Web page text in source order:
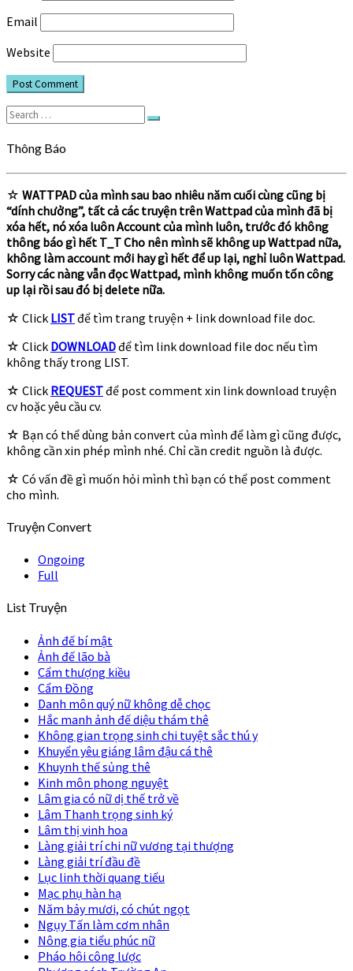
Email
Website
Search
for:
Search
Thông Báo
☆ WATTPAD của mình sau bao nhiêu năm cuối cùng cũng bị
“dính chưởng”, tất cả các truyện trên Wattpad của mình đã bị
xóa hết, nó xóa luôn Account của mình luôn, trước đó không
thông báo gì hết T_T Cho nên mình sẽ không up Wattpad nữa,
không làm account mới hay gì hết để up lại, nghỉ luôn Wattpad.
Sorry các nàng vẫn đọc Wattpad, mình không muốn tốn công
up lại rồi sau đó bị delete nữa.
☆ Click LISTđể tìm trang truyện + link download file doc.
☆ Click DOWNLOADđể tìm link download file doc nếu tìm
không thấy trong LIST.
☆ Click REQUESTđể post comment xin link download truyện
cv hoặc yêu cầu cv.
☆ Bạn có thể dùng bản convert của mình để làm gì cũng được,
không cần xin phép mình nhé. Chỉ cần credit nguồn là được.
☆ Có vấn đề gì muốn hỏi mình thì bạn có thể post comment
cho mình.
Truyện Convert
Ongoing
Full
List Truyện
Ảnh đế bí mật
Ảnh đế lão bà
Cẩm thượng kiều
Cẩm Đồng
Danh môn quý nữ không dễ chọc
Hắc manh ảnh đế diệu thám thê
Không gian trọng sinh chi tuyệt sắc thú y
Khuyển yêu giáng lâm đậu cá thê
Khuynh thế sủng thê
Kinh môn phong nguyệt
Lâm gia có nữ dị thế trở về
Lâm Thanh trọng sinh ký
Lâm thị vinh hoa
Làng giải trí chi nữ vương tại thượng
Làng giải trí đầu đề
Lục linh thời quang tiếu
Mạc phụ hàn hạ
Năm bảy mươi, có chút ngọt
Ngụy Tấn làm cơm nhân
Nông gia tiểu phúc nữ
Pháo hôi công lược